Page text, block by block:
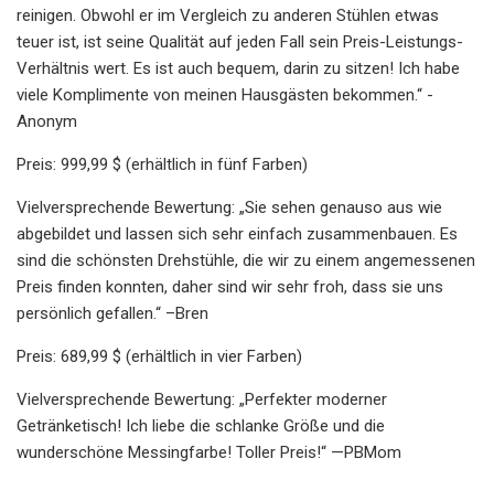
reinigen. Obwohl er im Vergleich zu anderen Stühlen etwas
teuer ist, ist seine Qualität auf jeden Fall sein Preis-Leistungs-
Verhältnis wert. Es ist auch bequem, darin zu sitzen! Ich habe
viele Komplimente von meinen Hausgästen bekommen.“ -
Anonym
Preis: 999,99 $ (erhältlich in fünf Farben)
Vielversprechende Bewertung: „Sie sehen genauso aus wie
abgebildet und lassen sich sehr einfach zusammenbauen. Es
sind die schönsten Drehstühle, die wir zu einem angemessenen
Preis finden konnten, daher sind wir sehr froh, dass sie uns
persönlich gefallen.“ –Bren
Preis: 689,99 $ (erhältlich in vier Farben)
Vielversprechende Bewertung: „Perfekter moderner
Getränketisch! Ich liebe die schlanke Größe und die
wunderschöne Messingfarbe! Toller Preis!“ —PBMom